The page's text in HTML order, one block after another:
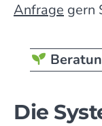
Anfrage gern
Die